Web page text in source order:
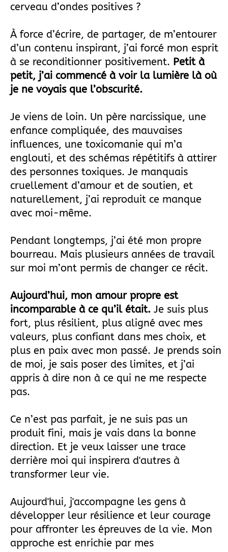
cerveau d’ondes positives ?
À force d’écrire, de partager, de m’entourer
d’un contenu inspirant, j’ai forcé mon esprit
à se reconditionner positivement. Petit à
petit, j’ai commencé à voir la lumière là où
je ne voyais que l’obscurité.
Je viens de loin. Un père narcissique, une
enfance compliquée, des mauvaises
influences, une toxicomanie qui m’a
englouti, et des schémas répétitifs à attirer
des personnes toxiques. Je manquais
cruellement d’amour et de soutien, et
naturellement, j’ai reproduit ce manque
avec moi-même.
Pendant longtemps, j’ai été mon propre
bourreau. Mais plusieurs années de travail
sur moi m’ont permis de changer ce récit.
Aujourd’hui, mon amour propre est
incomparable à ce qu’il était. Je suis plus
fort, plus résilient, plus aligné avec mes
valeurs, plus confiant dans mes choix, et
plus en paix avec mon passé. Je prends soin
de moi, je sais poser des limites, et j’ai
appris à dire non à ce qui ne me respecte
pas.
Ce n’est pas parfait, je ne suis pas un
produit fini, mais je vais dans la bonne
direction. Et je veux laisser une trace
derrière moi qui inspirera d'autres à
transformer leur vie.
Aujourd'hui, j'accompagne les gens à
développer leur résilience et leur courage
pour affronter les épreuves de la vie. Mon
approche est enrichie par mes